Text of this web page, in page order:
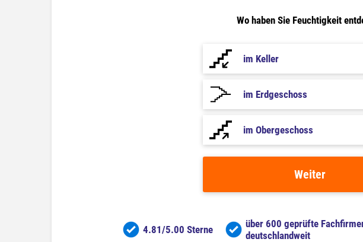
Wo haben Sie Feuchtigkeit
im Keller
im Erdgeschoss
im Obergeschoss
Weiter
4.81/5.00 Sterne
über 600 geprüfte
deutschlandweit